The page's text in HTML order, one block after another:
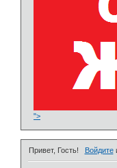
">
Привет, Гость! Войдите